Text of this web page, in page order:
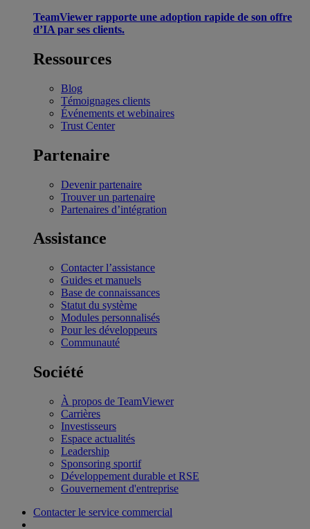
TeamViewer rapporte une adoption rapide de son offre
d’IA par ses clients.
Ressources
Blog
Témoignages clients
Événements et webinaires
Trust Center
Partenaire
Devenir partenaire
Trouver un partenaire
Partenaires d’intégration
Assistance
Contacter l’assistance
Guides et manuels
Base de connaissances
Statut du système
Modules personnalisés
Pour les développeurs
Communauté
Société
À propos de TeamViewer
Carrières
Investisseurs
Espace actualités
Leadership
Sponsoring sportif
Développement durable et RSE
Gouvernement d'entreprise
Contacter le service commercial